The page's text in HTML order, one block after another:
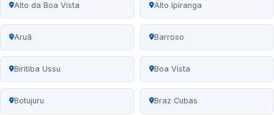
Alto da Boa Vista Alto Ipiranga
Aruã Barroso
Biritiba Ussu Boa Vista
Botujuru Braz Cubas